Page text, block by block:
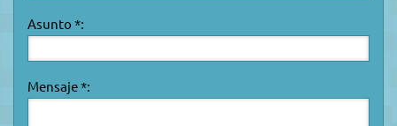
Asunto *:
Mensaje *: